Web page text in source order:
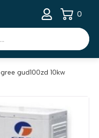
0
gree gud100zd 10kw